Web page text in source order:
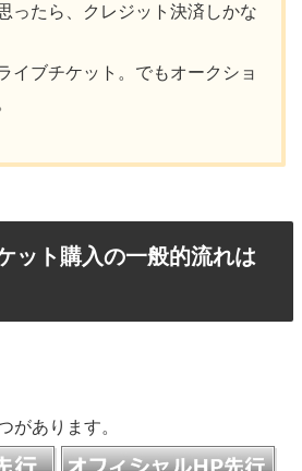
ったら、クレジット決済しかな
イブチケット。でもオークショ
ット購入の一般的流れは
があります。